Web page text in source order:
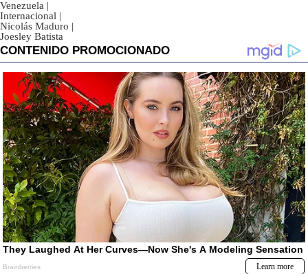
Venezuela |
Internacional |
Nicolás Maduro |
Joesley Batista